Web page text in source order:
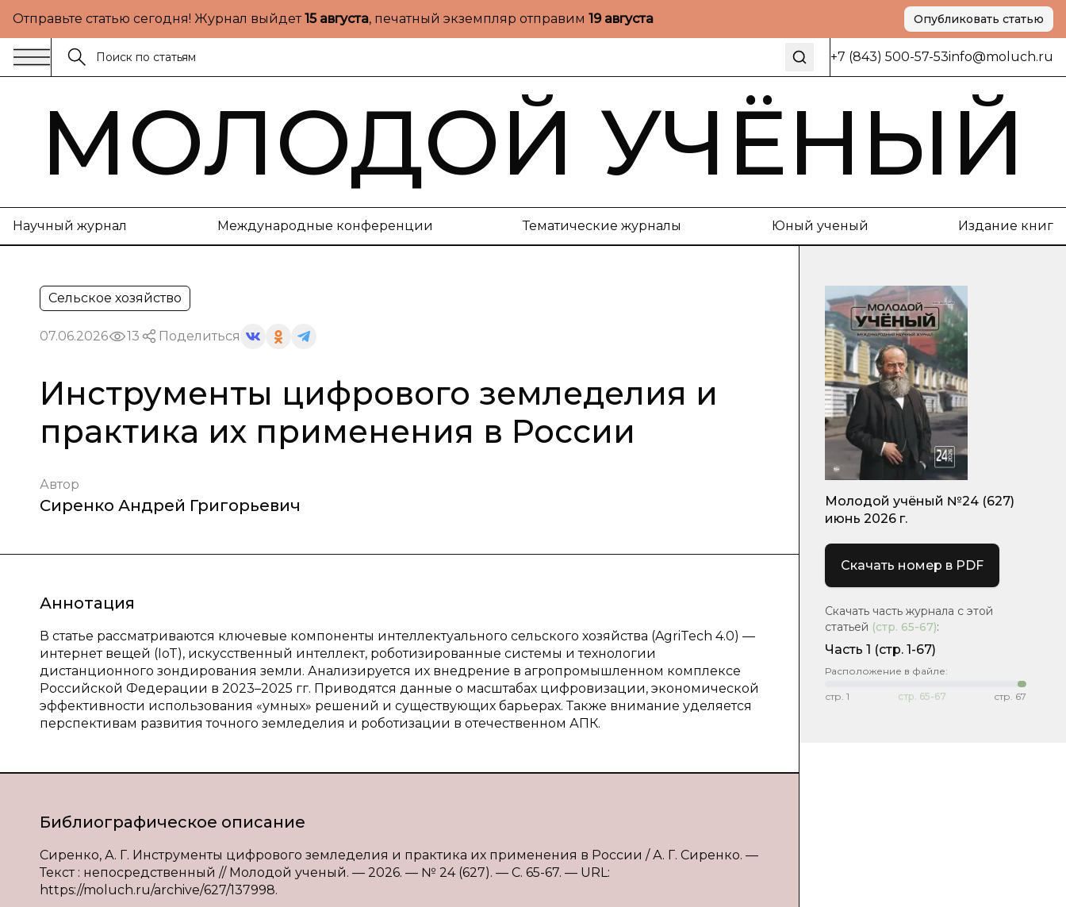
Отправьте статью сегодня! Журнал выйдет15 августа, печатный экземпляр отправим 19 августа Опубликовать статью
+7 (843) 500-57-53info@moluch.ru
МОЛОДОЙ УЧЁНЫЙ
Научный журнал Международные конференции Тематические журналы Юный ученый Издание книг
Сельское хозяйство
07.06.2026 13 Поделиться
Инструменты цифрового земледелия и
практика их применения в России
Автор
Сиренко Андрей Григорьевич
Аннотация
В статье рассматриваются ключевые компоненты интеллектуального сельского хозяйства (AgriTech 4.0) —
интернет вещей (IoT), искусственный интеллект, роботизированные системы и технологии
дистанционного зондирования земли. Анализируется их внедрение в агропромышленном комплексе
Российской Федерации в 2023–2025 гг. Приводятся данные о масштабах цифровизации, экономической
эффективности использования «умных» решений и существующих барьерах. Также внимание уделяется
перспективам развития точного земледелия и роботизации в отечественном АПК.
Библиографическое описание
Сиренко, А. Г. Инструменты цифрового земледелия и практика их применения в России / А. Г. Сиренко. —
Текст : непосредственный // Молодой ученый. — 2026. — № 24 (627). — С. 65-67. — URL:
https://moluch.ru/archive/627/137998.
Молодой учёный №24 (627)
июнь 2026 г.
Скачать номер в PDF
Скачать часть журнала с этой
статьей (стр. 65-67):
Часть 1 (стр. 1-67)
Расположение в файле:
стр. 1 стр. 65-67 стр. 67